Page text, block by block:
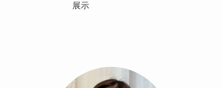
展示